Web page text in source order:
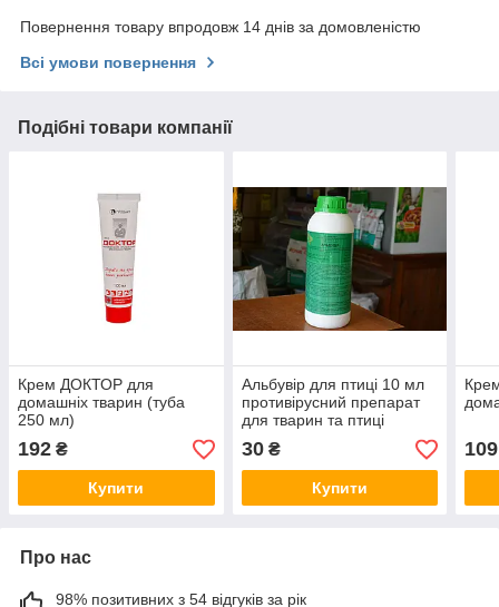
Повернення товару впродовж 14 днів за домовленістю
Всі умови повернення
Подібні товари компанії
Крем ДОКТОР для
домашніх тварин (туба
250 мл)
192 ₴
Купити
Альбувір для птиці 10 мл
противірусний препарат
для тварин та птиці
30₴
Купити
Про нас
98% позитивних з 54 відгуків за рік